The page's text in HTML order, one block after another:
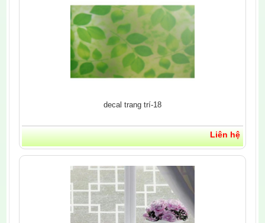
decal trang trí-18
Liên hệ